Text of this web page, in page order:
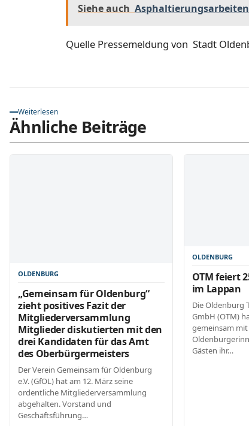
Siehe auch
Quelle Pressemeldung von Stadt
Weiterlesen
Ähnliche Beiträge
OLDENBURG
„Gemeinsam für Oldenburg“
zieht positives Fazit der
Mitgliederversammlung
Mitglieder diskutierten mit den
drei Kandidaten für das Amt
des Oberbürgermeisters
Der Verein Gemeinsam für Oldenburg
e.V. (GfOL) hat am 12. März seine
ordentliche Mitgliederversammlung
abgehalten. Vorstand und
Geschäftsführung…
OLDENBURG
OTM feiert
im Lappan
Die Oldenburg
GmbH (OTM)
gemeinsam
Gästen ihr…